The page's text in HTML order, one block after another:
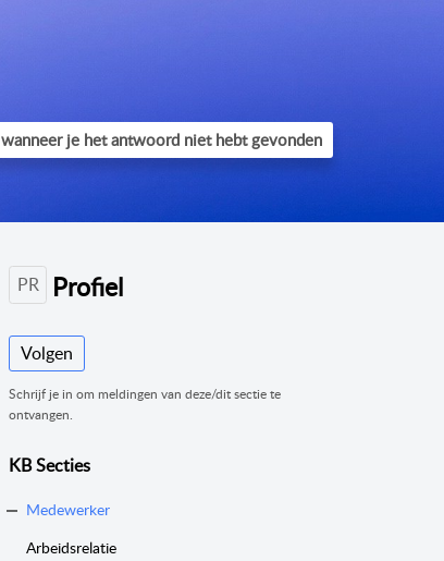
PR Profiel
Volgen
Schrijf je in om meldingen van deze/dit sectie te
ontvangen.
KB Secties
Medewerker
Arbeidsrelatie